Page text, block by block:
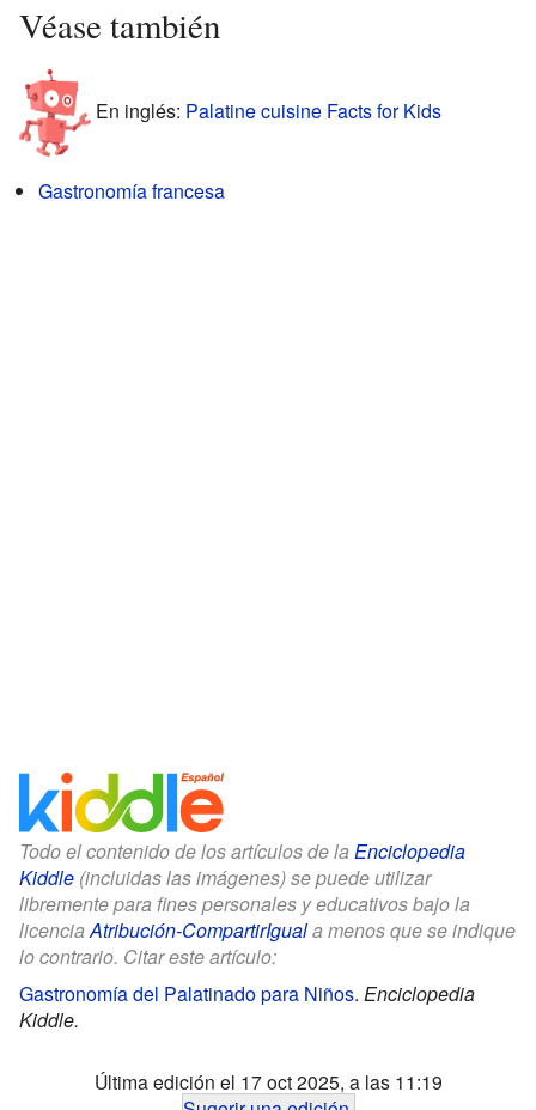
Véase también
En inglés: Palatine cuisine Facts for Kids
Gastronomía francesa
Todo el contenido de los artículos de la Enciclopedia
Kiddle (incluidas las imágenes) se puede utilizar
libremente para fines personales y educativos bajo la
licencia Atribución-CompartirIguala menos que se indique
lo contrario. Citar este artículo:
Gastronomía del Palatinado para Niños. Enciclopedia
Kiddle.
Última edición el 17 oct 2025, a las 11:19